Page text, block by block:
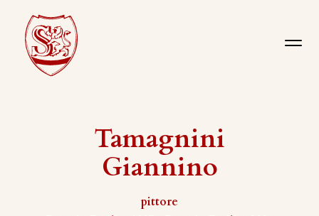
Tamagnini
Giannino
pittore